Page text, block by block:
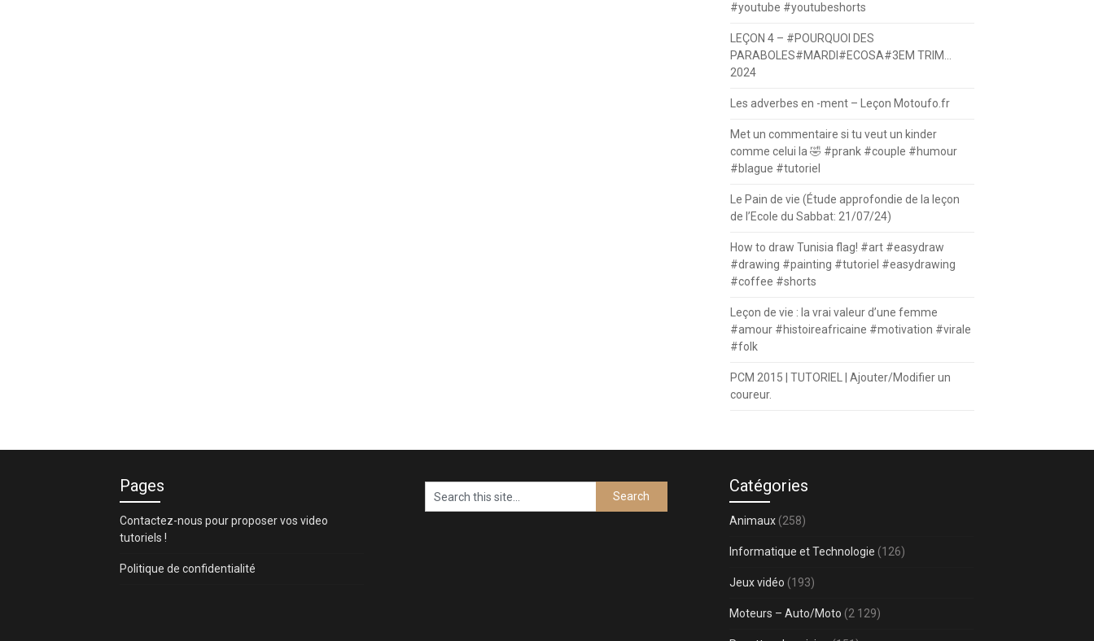
#youtube #youtubeshorts
LEÇON 4 – #POURQUOI DES
PARABOLES#MARDI#ECOSA#3EM TRIM…
2024
Les adverbes en -ment – Leçon Motoufo.fr
Met un commentaire si tu veut un kinder
comme celui la 🤣 #prank #couple #humour
#blague #tutoriel
Le Pain de vie (Étude approfondie de la leçon
de l’Ecole du Sabbat: 21/07/24)
How to draw Tunisia flag! #art #easydraw
#drawing #painting #tutoriel #easydrawing
#coffee #shorts
Leçon de vie : la vrai valeur d’une femme
#amour #histoireafricaine #motivation #virale
#folk
PCM 2015 | TUTORIEL | Ajouter/Modifier un
coureur.
Pages
Contactez-nous pour proposer vos video
tutoriels !
Politique de confidentialité
Catégories
Animaux (258)
Informatique et Technologie (126)
Jeux vidéo (193)
Moteurs – Auto/Moto (2 129)